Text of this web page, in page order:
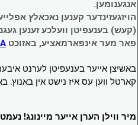
אנגענומען.
(קעש) בענעפיטן וועלכע זענען
פאר מער אינפארמאציע, באזוכט
קארטל ווען עס איז נישט אין באנוץ.